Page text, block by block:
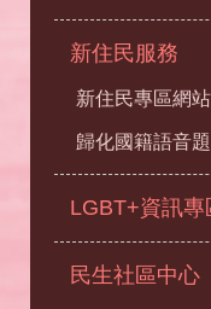
新住民服務
新住民專區網站
歸化國籍語音
LGBT+資訊專
民生社區中心